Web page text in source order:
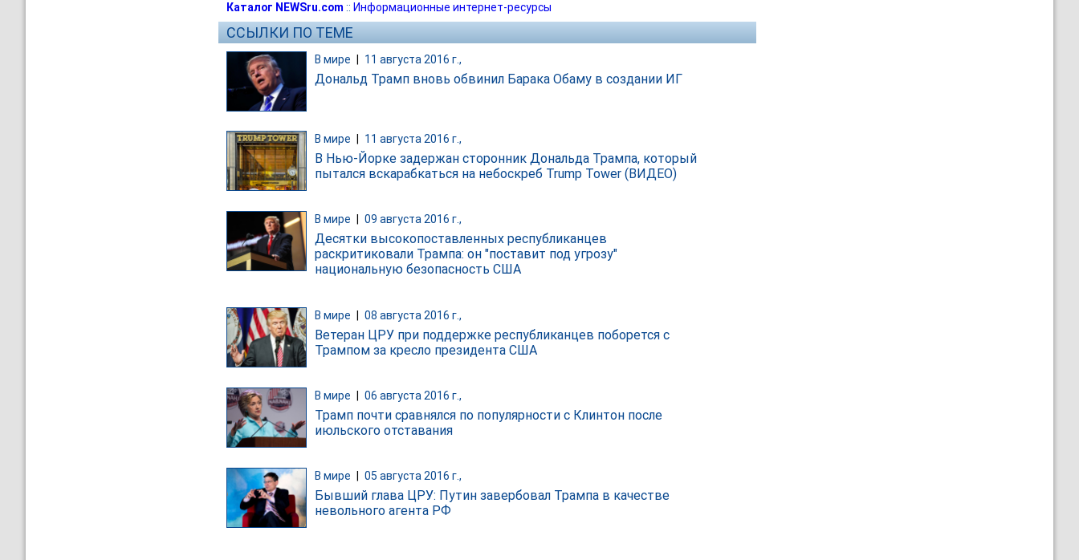
Каталог NEWSru.com :: Информационные интернет-ресурсы
ССЫЛКИ ПО ТЕМЕ
В мире 11 августа 2016 г.,
Дональд Трамп вновь обвинил Барака Обаму в создании ИГ
В мире 11 августа 2016 г.,
В Нью-Йорке задержан сторонник Дональда Трампа, который
пытался вскарабкаться на небоскреб Trump Tower (ВИДЕО)
В мире 09 августа 2016 г.,
Десятки высокопоставленных республиканцев
раскритиковали Трампа: он "поставит под угрозу"
национальную безопасность США
В мире | 08 августа 2016 г.,
Ветеран ЦРУ при поддержке республиканцев поборется с
Трампом за кресло президента США
В мире 06 августа 2016 г.,
Трамп почти сравнялся по популярности с Клинтон после
июльского отставания
В мире 05 августа 2016 г.,
Бывший глава ЦРУ: Путин завербовал Трампа в качестве
невольного агента РФ